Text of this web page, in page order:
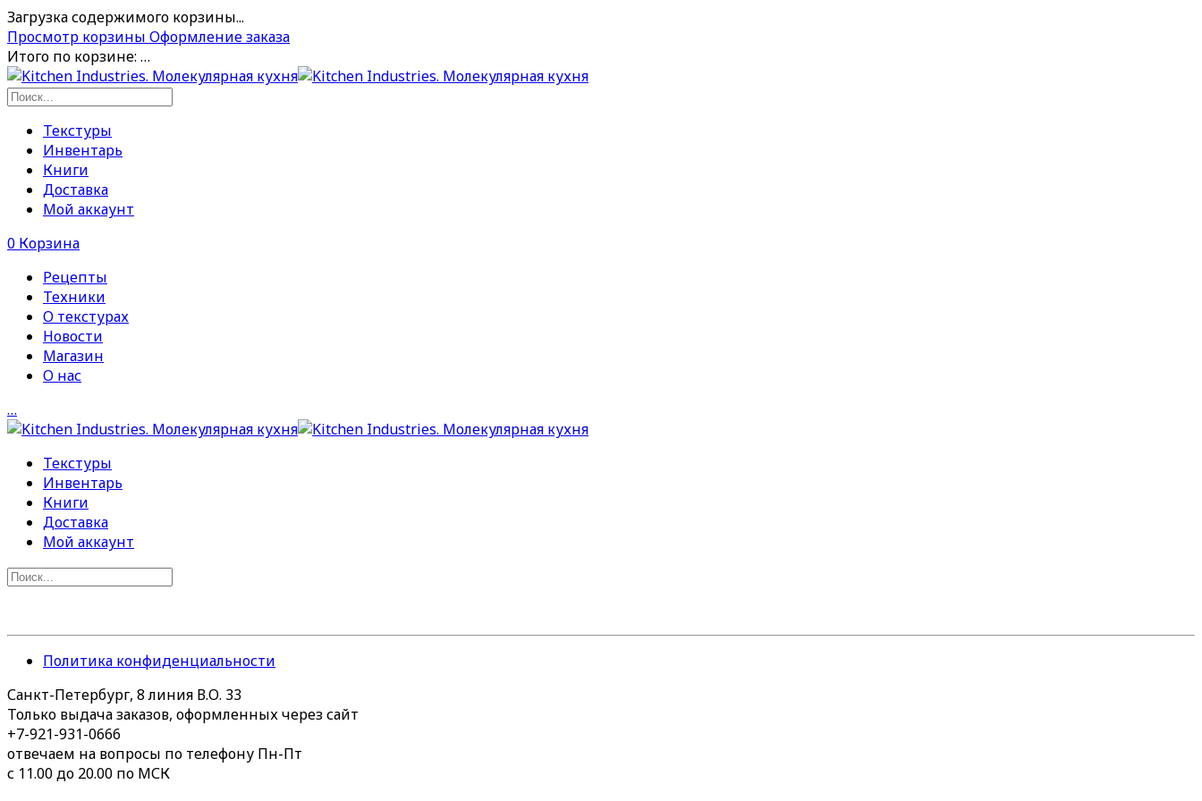
Загрузка содержимого корзины...
Просмотр корзины Оформление заказа
Итого по корзине: …
Текстуры
Инвентарь
Книги
Доставка
Мой аккаунт
0 Корзина
Рецепты
Техники
О текстурах
Новости
Магазин
О нас
…
Текстуры
Инвентарь
Книги
Доставка
Мой аккаунт
Политика конфиденциальности
Санкт-Петербург, 8 линия В.О. 33
Только выдача заказов, оформленных через сайт
+7-921-931-0666
отвечаем на вопросы по телефону Пн-Пт
с 11.00 до 20.00 по МСК